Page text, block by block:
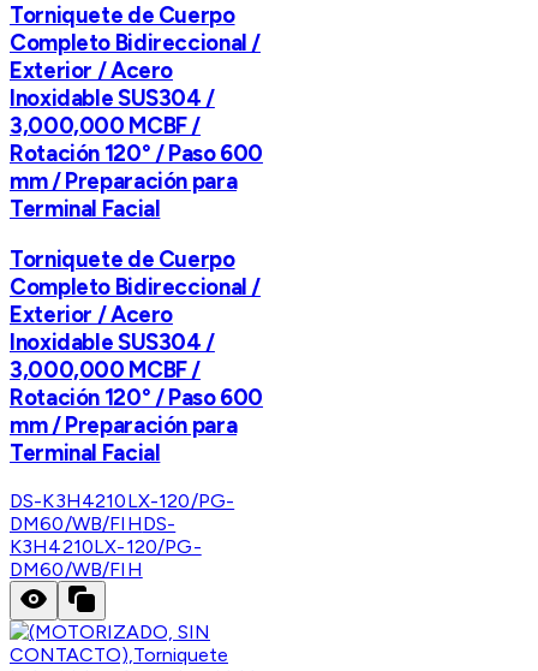
Torniquete de Cuerpo
Completo Bidireccional /
Exterior / Acero
Inoxidable SUS304 /
3,000,000 MCBF /
Rotación 120° / Paso 600
mm / Preparación para
Terminal Facial
Torniquete de Cuerpo
Completo Bidireccional /
Exterior / Acero
Inoxidable SUS304 /
3,000,000 MCBF /
Rotación 120° / Paso 600
mm / Preparación para
Terminal Facial
DS-K3H4210LX-120/PG-
DM60/WB/FIHDS-
K3H4210LX-120/PG-
DM60/WB/FIH